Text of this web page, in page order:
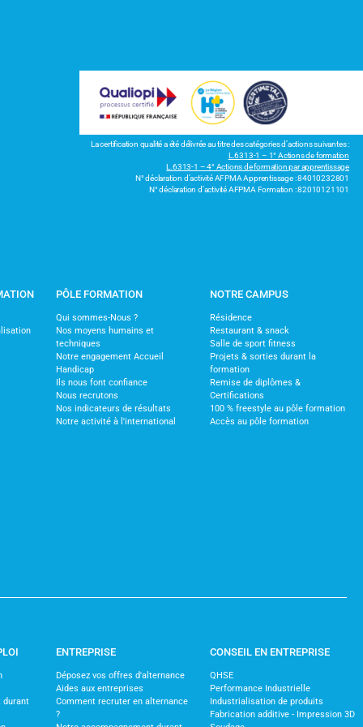
La certification qualité a été délivrée au titre des catégories d’actions suivantes :
L.6313-1 – 1° Actions de formation
L.6313-1 – 4° Actions de formation par apprentissage
N° déclaration d’activité AFPMA Apprentissage : 84010232801
N° déclaration d’activité AFPMA Formation : 82010121101
PÔLE FORMATION
Qui sommes-Nous ?
Nos moyens humains et
techniques
Notre engagement Accueil
Handicap
Ils nous font confiance
Nous recrutons
Nos indicateurs de résultats
Notre activité à l'international
NOTRE CAMPUS
Résidence
Restaurant & snack
Salle de sport fitness
Projets & sorties durant la
formation
Remise de diplômes &
Certifications
100 % freestyle au pôle formation
Accès au pôle formation
durant
ENTREPRISE
Déposez vos offres d'alternance
Aides aux entreprises
Comment recruter en alternance
?
CONSEIL EN ENTREPRISE
QHSE
Performance Industrielle
Industrialisation de produits
Fabrication additive - Impression 3D